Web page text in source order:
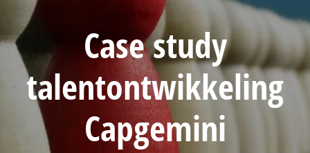
Case study
talentontwikkeling
Capgemini